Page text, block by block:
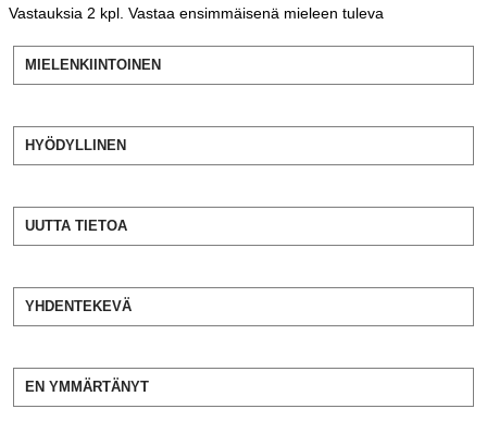
Vastauksia 2 kpl. Vastaa ensimmäisenä mieleen tuleva
MIELENKIINTOINEN
HYÖDYLLINEN
UUTTA TIETOA
YHDENTEKEVÄ
EN YMMÄRTÄNYT